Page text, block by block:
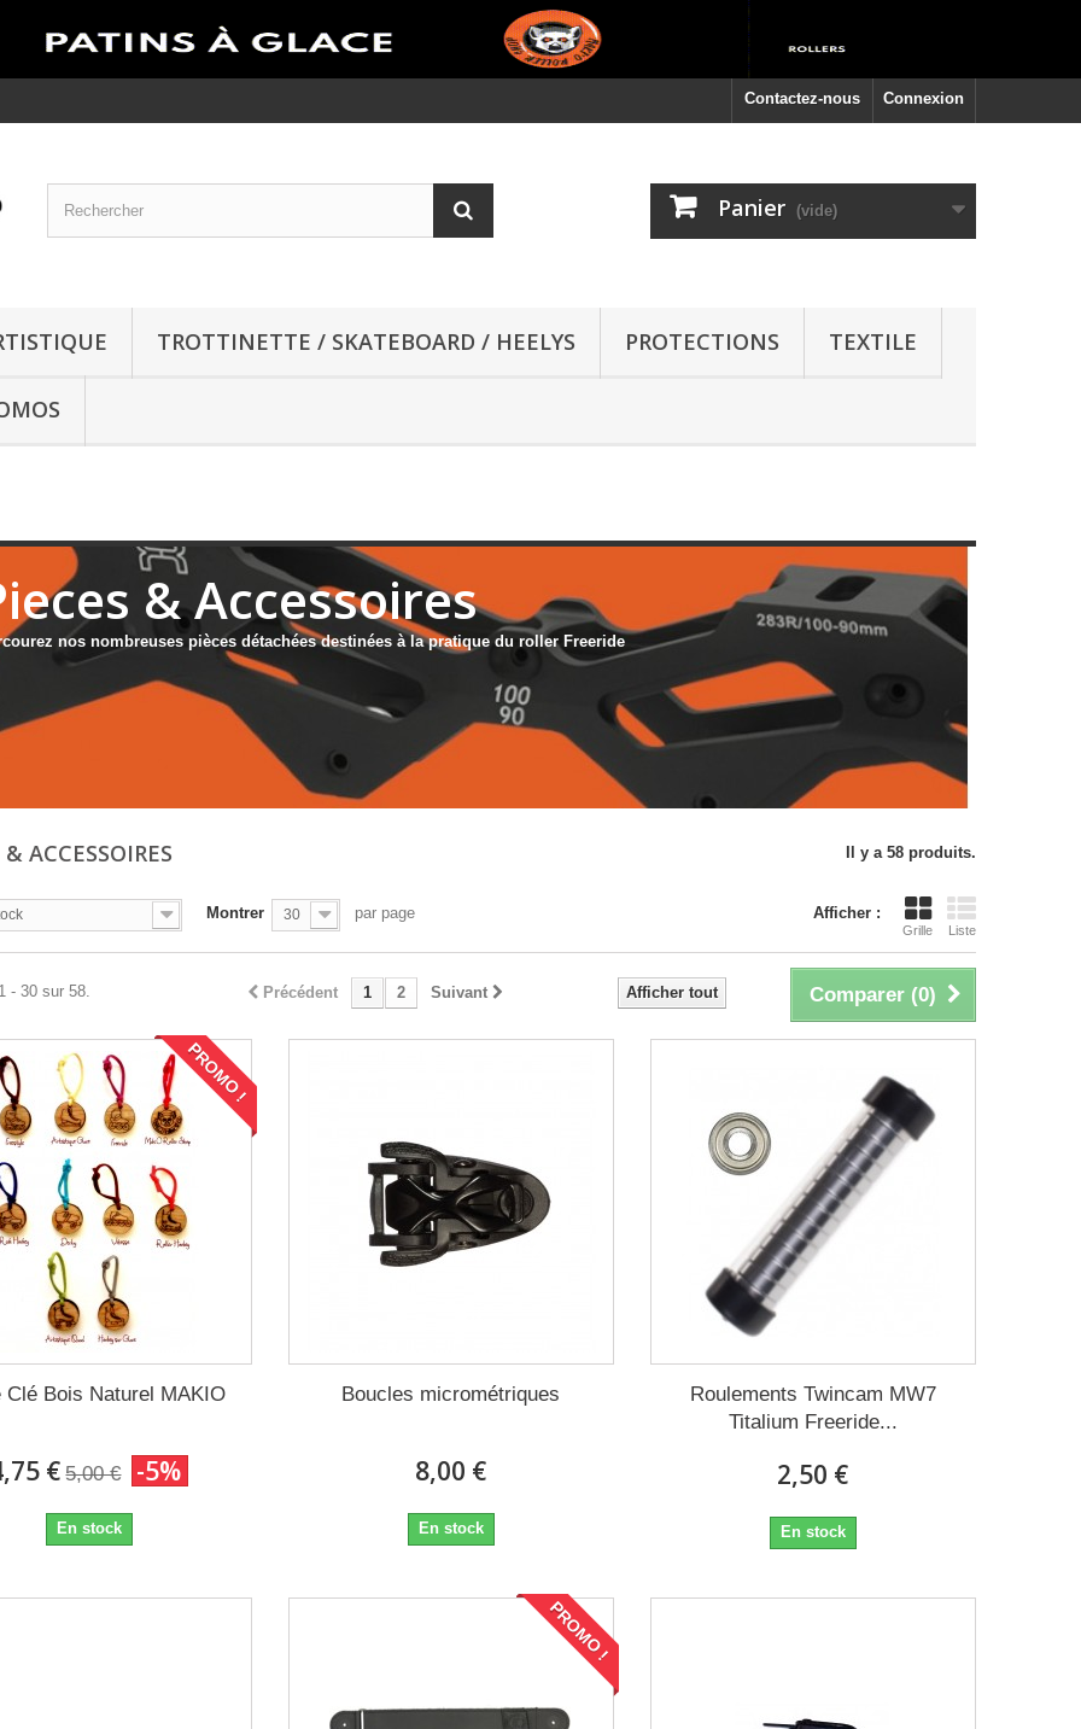
Connexion
Contactez-nous
Panier (vide)
TROTTINETTE / SKATEBOARD / HEELYS PROTECTIONS TEXTILE
& Accessoires
nos nombreuses pièces détachées destinées à la pratique du roller Freeride
ACCESSOIRES Il y a 58 produits.
Afficher :
Grille Liste
Montrer 30 par page
Comparer (0)
Afficher tout
Précédent 1 2 Suivant
- 30 sur 58.
PROMO !
Clé Bois Naturel MAKIO
€ 5,00 € -5%
En stock
Boucles micrométriques
8,00 €
En stock
Roulements Twincam MW7
Titalium Freeride...
2,50 €
En stock
PROMO !